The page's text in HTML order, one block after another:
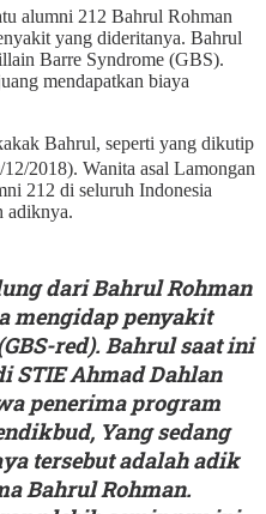
alumni 212 Bahrul Rohman
yang dideritanya. Bahrul
Barre Syndrome (GBS).
mendapatkan biaya
Bahrul, seperti yang dikutip
2018). Wanita asal Lamongan
212 di seluruh Indonesia
adiknya.
dari Bahrul Rohman
mengidap penyakit
red). Bahrul saat ini
STIE Ahmad Dahlan
penerima program
Yang sedang
tersebut adalah adik
Bahrul Rohman.